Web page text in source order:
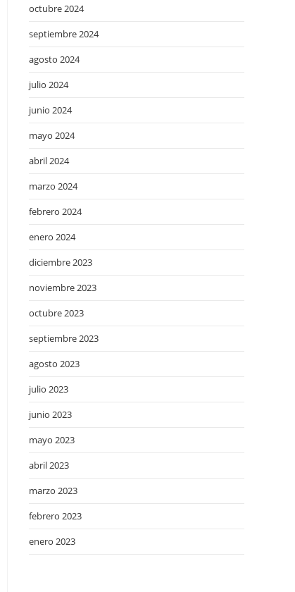
octubre 2024
septiembre 2024
agosto 2024
julio 2024
junio 2024
mayo 2024
abril 2024
marzo 2024
febrero 2024
enero 2024
diciembre 2023
noviembre 2023
octubre 2023
septiembre 2023
agosto 2023
julio 2023
junio 2023
mayo 2023
abril 2023
marzo 2023
febrero 2023
enero 2023